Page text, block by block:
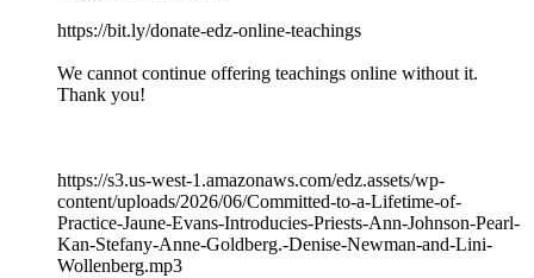
https://bit.ly/donate-edz-online-teachings
We cannot continue offering teachings online without it.
Thank you!
https://s3.us-west-1.amazonaws.com/edz.assets/wp-
content/uploads/2026/06/Committed-to-a-Lifetime-of-
Practice-Jaune-Evans-Introducies-Priests-Ann-Johnson-Pearl-
Kan-Stefany-Anne-Goldberg.-Denise-Newman-and-Lini-
Wollenberg.mp3